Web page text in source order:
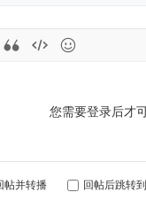
您需要登录后才
帖并转播 回帖后跳转